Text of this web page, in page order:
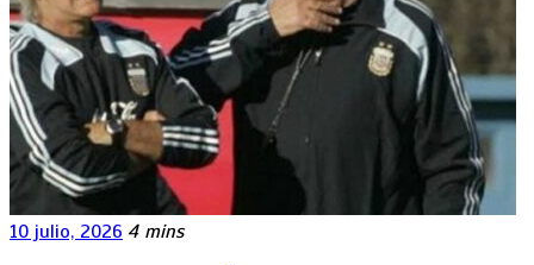
10 julio, 2026 4 mins